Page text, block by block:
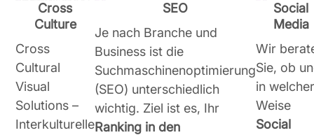
Cross
Culture
Cross
Cultural
Visual
Solutions –
Interkulturelle
SEO
Je nach Branche und
Business ist die
Suchmaschinenoptimierung
(SEO) unterschiedlich
wichtig. Ziel ist es, Ihr
Ranking in den
Social
Media
Wir
Sie, ob
in
Weise
Social